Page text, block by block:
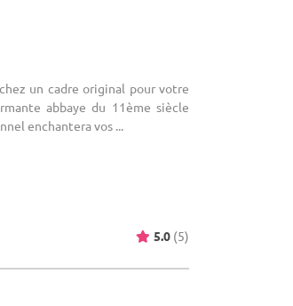
un cadre original pour votre
abbaye du 11ème siècle
enchantera vos ...
5.0 (5)